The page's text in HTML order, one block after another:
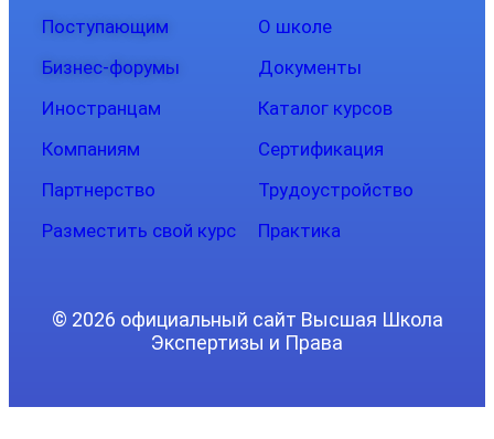
Поступающим
Бизнес-форумы
Иностранцам
Компаниям
Партнерство
Разместить свой курс
О школе
Документы
Каталог курсов
Сертификация
Трудоустройство
Практика
© 2026 официальный сайт Высшая Школа
Экспертизы и Права